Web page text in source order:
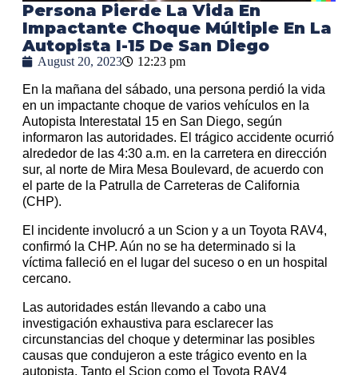
Persona Pierde La Vida En
Impactante Choque Múltiple En La
Autopista I-15 De San Diego
August 20, 2023 12:23 pm
En la mañana del sábado, una persona perdió la vida
en un impactante choque de varios vehículos en la
Autopista Interestatal 15 en San Diego, según
informaron las autoridades. El trágico accidente ocurrió
alrededor de las 4:30 a.m. en la carretera en dirección
sur, al norte de Mira Mesa Boulevard, de acuerdo con
el parte de la Patrulla de Carreteras de California
(CHP).
El incidente involucró a un Scion y a un Toyota RAV4,
confirmó la CHP. Aún no se ha determinado si la
víctima falleció en el lugar del suceso o en un hospital
cercano.
Las autoridades están llevando a cabo una
investigación exhaustiva para esclarecer las
circunstancias del choque y determinar las posibles
causas que condujeron a este trágico evento en la
autopista. Tanto el Scion como el Toyota RAV4